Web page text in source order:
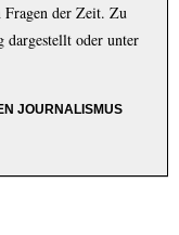
der Zeit. Zu
dargestellt oder unter
JOURNALISMUS